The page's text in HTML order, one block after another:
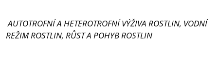
AUTOTROFNÍ A HETEROTROFNÍ VÝŽIVA ROSTLIN, VODNÍ
REŽIM ROSTLIN, RŮST A POHYB ROSTLIN